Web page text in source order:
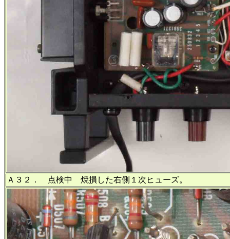
Ａ３２． 点検中 焼損した右側１次ヒューズ。